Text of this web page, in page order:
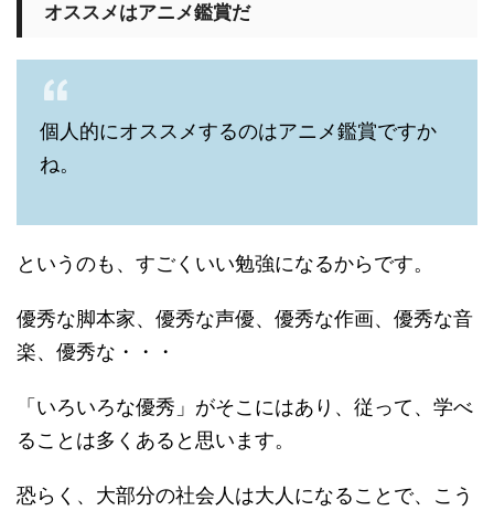
オススメはアニメ鑑賞だ
個人的にオススメするのはアニメ鑑賞ですか
ね。
というのも、すごくいい勉強になるからです。
優秀な脚本家、優秀な声優、優秀な作画、優秀な音
楽、優秀な・・・
「いろいろな優秀」がそこにはあり、従って、学べ
ることは多くあると思います。
恐らく、大部分の社会人は大人になることで、こう